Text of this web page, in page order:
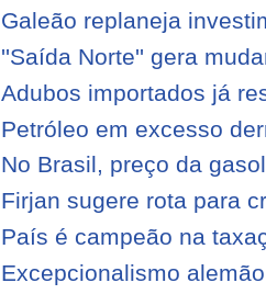
Galeão replaneja
''Saída Norte'' gera
Adubos importados já
Petróleo em excesso
No Brasil, preço da
Firjan sugere rota para
País é campeão na
Excepcionalismo alemão